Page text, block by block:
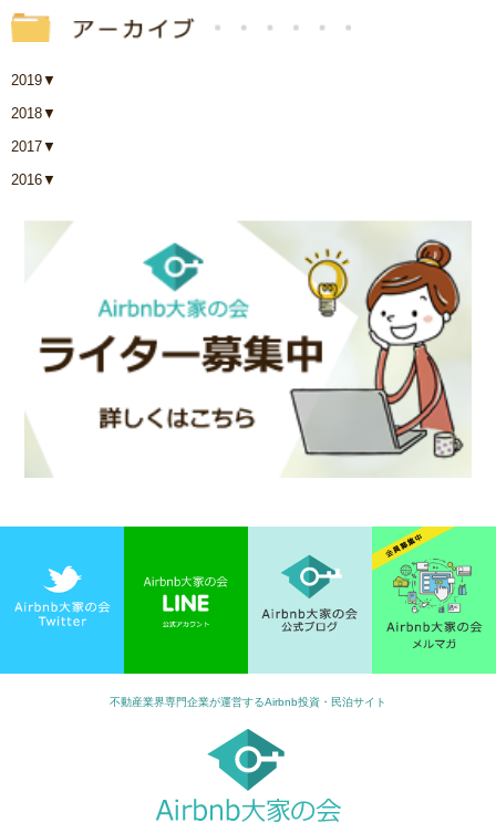
2019▼
2018▼
2017▼
2016▼
不動産業界専門企業が運営するAirbnb投資・民泊サイト